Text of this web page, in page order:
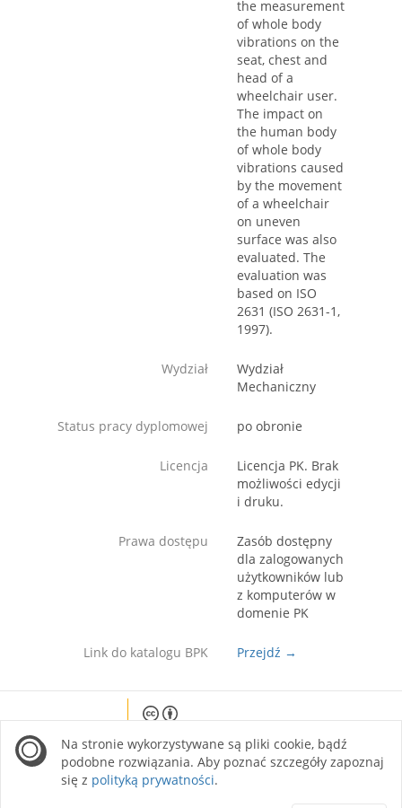
the measurement
of whole body
vibrations on the
seat, chest and
head of a
wheelchair user.
The impact on
the human body
of whole body
vibrations caused
by the movement
of a wheelchair
on uneven
surface was also
evaluated. The
evaluation was
based on ISO
2631 (ISO 2631-1,
1997).
Wydział
Wydział
Mechaniczny
Status pracy dyplomowej po obronie
Licencja
Licencja PK. Brak
możliwości edycji
i druku.
Prawa dostępu
Zasób dostępny
dla zalogowanych
użytkowników lub
z komputerów w
domenie PK
Link do katalogu BPK Przejdź →
site is licensed under a Creative Commons
Attribution 4.0 International license.
Na stronie wykorzystywane są pliki cookie, bądź
podobne rozwiązania. Aby poznać szczegóły zapoznaj
się z polityką prywatności.